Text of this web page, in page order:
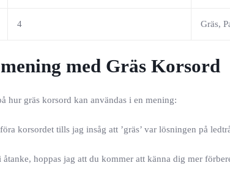
4 Gräs,
med Gräs Korsord
hur gräs korsord kan användas i en mening:
korsordet tills jag insåg att ’gräs’ var lösningen på
åtanke, hoppas jag att du kommer att känna dig mer